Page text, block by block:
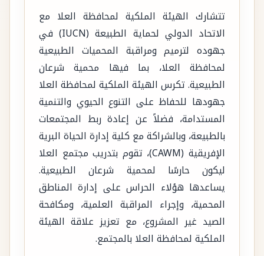
تتشارك الهيئة الملكية لمحافظة العلا مع
الاتحاد الدولي لحماية الطبيعة (IUCN) في
جهوده لترميم ومراقبة المحميات الطبيعية
لمحافظة العلا، بما فيها محمية شرعان
الطبيعية. تكرس الهيئة الملكية لمحافظة العلا
جهودها للحفاظ على التنوع الحيوي والتنمية
المستدامة، فضلاً عن إعادة ربط المجتمعات
بالطبيعة، وبالشراكة مع كلية إدارة الحياة البرية
الإفريقية (CAWM)، تقوم بتدريب مجتمع العلا
ليكون حارسًا لمحمية شرعان الطبيعية.
يساعدها هؤلاء الحراس على إدارة المناطق
المحمية، وإجراء المراقبة العلمية، ومكافحة
الصيد غير المشروع، مع تعزيز علاقة الهيئة
الملكية لمحافظة العلا بالمجتمع.